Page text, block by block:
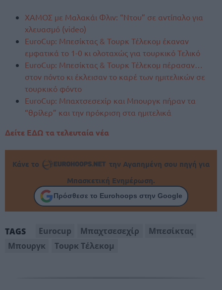
ΧΑΜΟΣ με Μαλακάι Φλιν: “Ντου” σε αντίπαλο για
χλευασμό (video)
EuroCup: Μπεσίκτας & Τουρκ Τέλεκομ έκαναν
εμφατικά το 1-0 κι ολοταχώς για τουρκικό Τελικό
EuroCup: Μπεσίκτας & Τουρκ Τέλεκομ πέρασαν…
στον πόντο κι έκλεισαν το καρέ των ημιτελικών σε
τουρκικό φόντο
EuroCup: Μπαχτσεσεχίρ και Μπουργκ πήραν τα
“θρίλερ” και την πρόκριση στα ημιτελικά
Δείτε ΕΔΩ τα τελευταία νέα
Κάνε το
την Αγαπημένη σου πηγή για
Μπασκετική Ενημέρωση.
Πρόσθεσε το Eurohoops στην Google
TAGS Eurocup Μπαχτσεσεχίρ
Μπεσίκτας
Μπουργκ
Τουρκ Τέλεκομ